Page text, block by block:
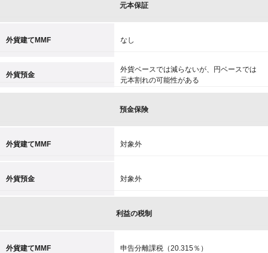
元本保証
外貨建てMMF なし
外貨預金
外貨ベースでは減らないが、円ベースでは
元本割れの可能性がある
預金保険
外貨建てMMF 対象外
外貨預金 対象外
利益の税制
外貨建てMMF 申告分離課税（20.315％）